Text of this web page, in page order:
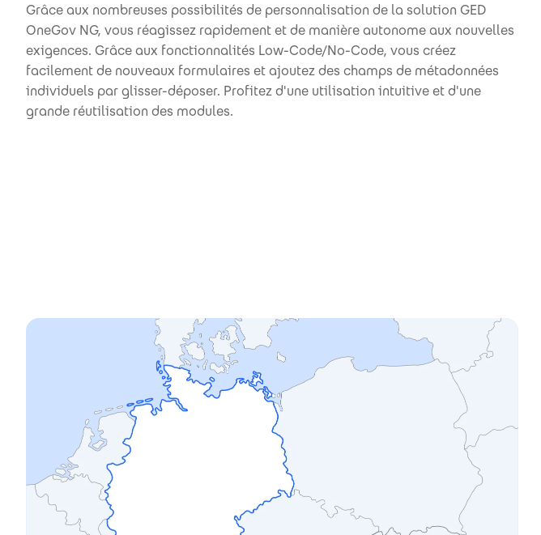
Grâce aux nombreuses possibilités de personnalisation de la solution GED
OneGov NG, vous réagissez rapidement et de manière autonome aux nouvelles
exigences. Grâce aux fonctionnalités Low-Code/No-Code, vous créez
facilement de nouveaux formulaires et ajoutez des champs de métadonnées
individuels par glisser-déposer. Profitez d'une utilisation intuitive et d'une
grande réutilisation des modules.